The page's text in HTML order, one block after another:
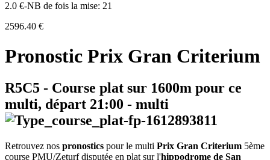
2.0 €-NB de fois la mise: 21
2596.40 €
Pronostic Prix Gran Criterium
R5C5 - Course plat sur 1600m pour ce
multi, départ 21:00 - multi
Retrouvez nos pronostics pour le multi Prix Gran Criterium 5ème
course PMU/Zeturf disputée en plat sur l'hippodrome de San